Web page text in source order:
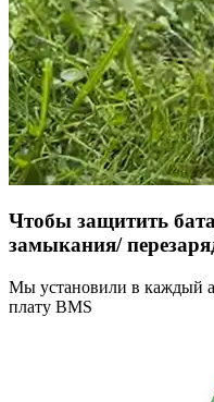
Чтобы защитить
замыкания/
Мы установили в каждый
плату BMS